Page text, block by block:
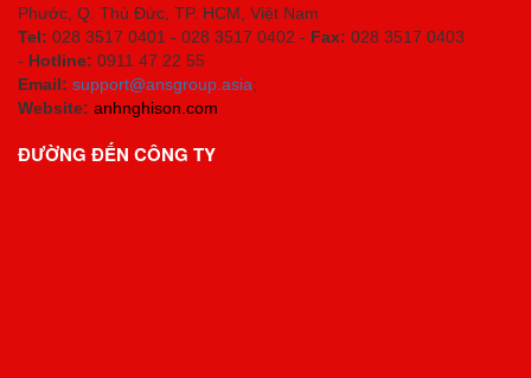
Phước, Q. Thủ Đức, TP. HCM , Việt Nam
Tel: 028 3517 0401 - 028 3517 0402 - Fax: 028 3517 0403
- Hotline: 0911 47 22 55
Email: support@ansgroup.asia;
Website: anhnghison.com
ĐƯỜNG ĐẾN CÔNG TY